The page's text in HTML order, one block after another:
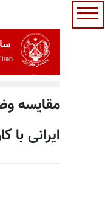
مقایسه
ایرانی